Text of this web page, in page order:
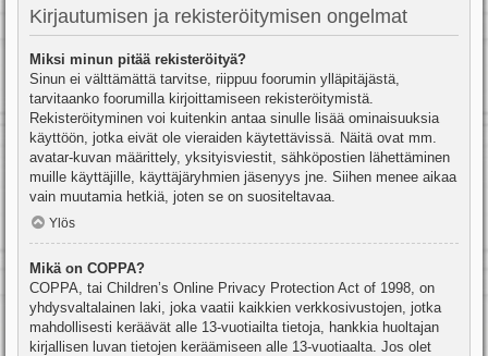
Kirjautumisen ja rekisteröitymisen ongelmat
Miksi minun pitää rekisteröityä?
Sinun ei välttämättä tarvitse, riippuu foorumin ylläpitäjästä,
tarvitaanko foorumilla kirjoittamiseen rekisteröitymistä.
Rekisteröityminen voi kuitenkin antaa sinulle lisää ominaisuuksia
käyttöön, jotka eivät ole vieraiden käytettävissä. Näitä ovat mm.
avatar-kuvan määrittely, yksityisviestit, sähköpostien lähettäminen
muille käyttäjille, käyttäjäryhmien jäsenyys jne. Siihen menee aikaa
vain muutamia hetkiä, joten se on suositeltavaa.
Ylös
Mikä on COPPA?
COPPA, tai Children’s Online Privacy Protection Act of 1998, on
yhdysvaltalainen laki, joka vaatii kaikkien verkkosivustojen, jotka
mahdollisesti keräävät alle 13-vuotiailta tietoja, hankkia huoltajan
kirjallisen luvan tietojen keräämiseen alle 13-vuotiaalta. Jos olet